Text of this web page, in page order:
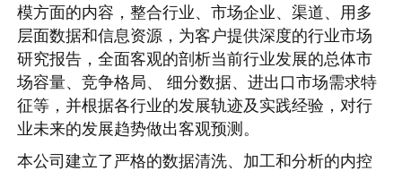
模方面的内容，整合行业、市场企业、渠道、用多
层面数据和信息资源，为客户提供深度的行业市场
研究报告，全面客观的剖析当前行业发展的总体市
场容量、竞争格局、 细分数据、进出口市场需求特
征等，并根据各行业的发展轨迹及实践经验，对行
业未来的发展趋势做出客观预测。
本公司建立了严格的数据清洗、加工和分析的内控